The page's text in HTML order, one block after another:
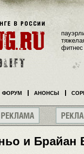
и Брайан
фитнес
ФОРУМ АНОНСЫ